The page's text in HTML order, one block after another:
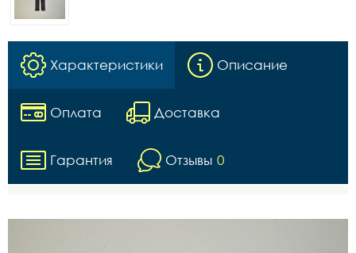
Характеристики Описание
Оплата Доставка
Гарантия Отзывы 0